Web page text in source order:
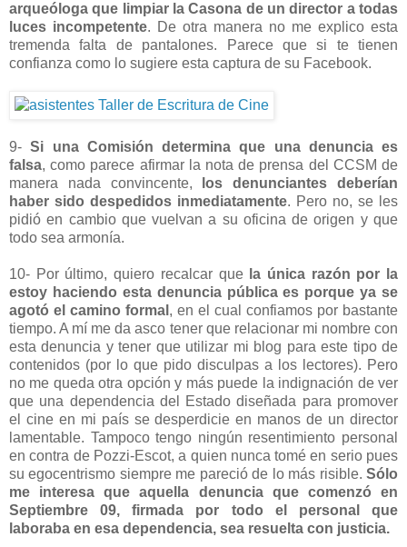
arqueóloga que limpiar la Casona de un director a todas
luces incompetente. De otra manera no me explico esta
tremenda falta de pantalones. Parece que si te tienen
confianza como lo sugiere esta captura de su Facebook.
9-Si una Comisión determina que una denuncia es
falsa, como parece afirmar la nota de prensa del CCSM de
manera nada convincente,
los denunciantes deberían
haber sido despedidos inmediatamente. Pero no, se les
pidió en cambio que vuelvan a su oficina de origen y que
todo sea armonía.
10- Por último, quiero recalcar que la única razón por la
estoy haciendo esta denuncia pública es porque ya se
agotó el camino formal , en el cual confiamos por bastante
tiempo. A mí me da asco tener que relacionar mi nombre con
esta denuncia y tener que utilizar mi blog para este tipo de
contenidos (por lo que pido disculpas a los lectores). Pero
no me queda otra opción y más puede la indignación de ver
que una dependencia del Estado diseñada para promover
el cine en mi país se desperdicie en manos de un director
lamentable. Tampoco tengo ningún resentimiento personal
en contra de Pozzi-Escot, a quien nunca tomé en serio pues
su egocentrismo siempre me pareció de lo más risible. Sólo
me interesa que aquella denuncia que comenzó en
Septiembre 09, firmada por todo el personal que
laboraba en esa dependencia, sea resuelta con justicia.